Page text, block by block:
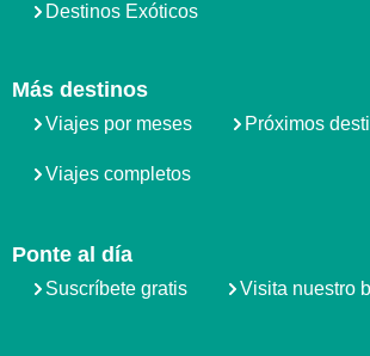
Destinos Exóticos
Más destinos
Viajes por meses Próximos
Viajes completos
Ponte al día
Suscríbete gratis Visita nuestro